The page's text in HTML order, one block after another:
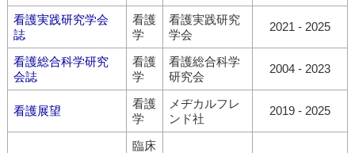
看護実践研究学会
誌
看護
学
看護実践研究
学会
2021 - 2025
看護総合科学研究
会誌
看護
学
看護総合科学
研究会
2004 - 2023
看護展望
看護
学
メヂカルフレ
ンド社
2019 - 2025
臨床